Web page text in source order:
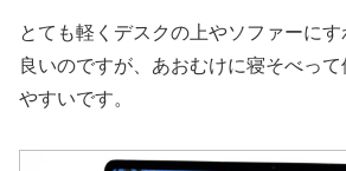
とても軽くデスクの上やソファーに
良いのですが、あおむけに寝そべっ
やすいです。